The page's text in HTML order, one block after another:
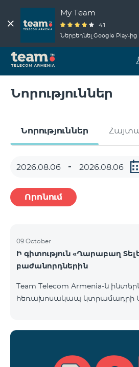
My Team
4.1
Ներբեռնել Google Play-ից
Նորություններ
Նորություններ
Որոնում
09 October
Ի գիտություն «Ղարաբաղ
բաժանորդներին
Team Telecom Armenia-ն
հեռախոսակապ կտրամադրի
համարվելու են «Բի ֆրի 097»